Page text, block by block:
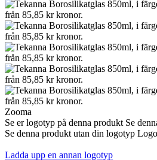
Zooma
Se er logotyp på denna produkt Se
Se denna produkt utan din logotyp
Ladda upp en annan logotyp